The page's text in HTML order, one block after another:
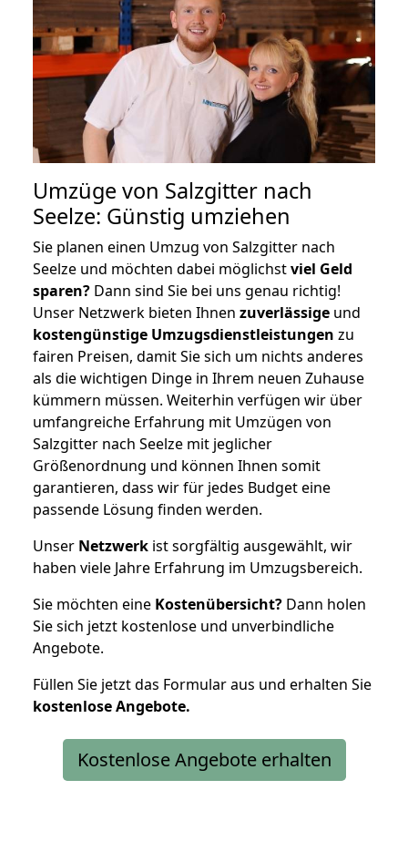
Umzüge von Salzgitter nach
Seelze: Günstig umziehen
Sie planen einen Umzug von Salzgitter nach
Seelze und möchten dabei möglichstviel Geld
sparen? Dann sind Sie bei uns genau richtig!
Unser Netzwerk bieten Ihnen zuverlässige und
kostengünstige Umzugsdienstleistungen zu
fairen Preisen, damit Sie sich um nichts anderes
als die wichtigen Dinge in Ihrem neuen Zuhause
kümmern müssen. Weiterhin verfügen wir über
umfangreiche Erfahrung mit Umzügen von
Salzgitter nach Seelze mit jeglicher
Größenordnung und können Ihnen somit
garantieren, dass wir für jedes Budget eine
passende Lösung finden werden.
Unser Netzwerk ist sorgfältig ausgewählt, wir
haben viele Jahre Erfahrung im Umzugsbereich.
Sie möchten eine Kostenübersicht? Dann holen
Sie sich jetzt kostenlose und unverbindliche
Angebote.
Füllen Sie jetzt das Formular aus und erhalten Sie
kostenloseAngebote.
Kostenlose Angebote erhalten